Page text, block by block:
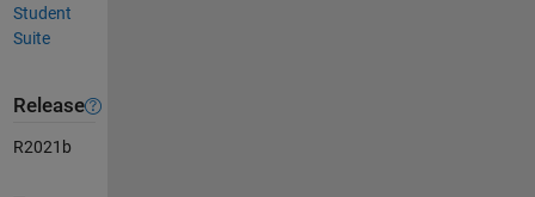
Student
Suite
Release
R2021b